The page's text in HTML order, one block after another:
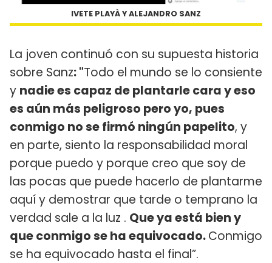
IVETE PLAYÀ Y ALEJANDRO SANZ
La joven continuó con su supuesta historia
sobre Sanz: "Todo el mundo se lo consiente
y nadie es capaz de plantarle cara y eso
es aún más peligroso pero yo, pues
conmigo no se firmó ningún papelito, y
en parte, siento la responsabilidad moral
porque puedo y porque creo que soy de
las pocas que puede hacerlo de plantarme
aquí y demostrar que tarde o temprano la
verdad sale a la luz . Que ya está bien y
que conmigo se ha equivocado.Conmigo
se ha equivocado hasta el final”.